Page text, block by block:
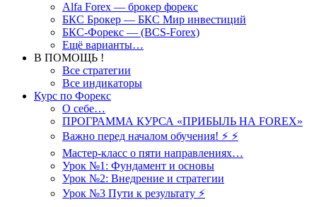
Alfa Forex — брокер форекс
БКС Брокер — БКС Мир инвестиций
БКС-Форекс — (BCS-Forex)
Ещё варианты…
В ПОМОЩЬ !
Все стратегии
Все индикаторы
Курс по Форекс
О себе…
ПРОГРАММА КУРСА «ПРИБЫЛЬ НА FOREX»
Важно перед началом обучения! ⚡ ⚡
Мастер-класс о пяти направлениях…
Урок №1: Фундамент и основы
Урок №2: Внедрение и стратегии
Урок №3 Пути к результату ⚡️